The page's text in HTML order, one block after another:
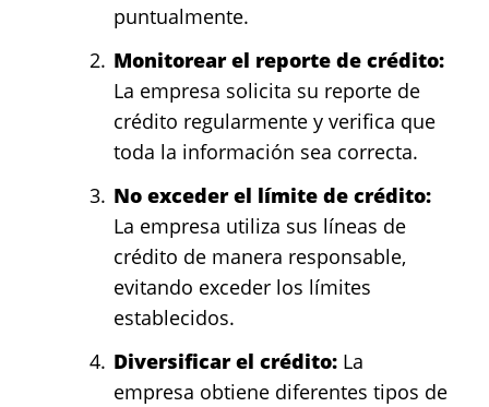
puntualmente.
Monitorear el reporte de crédito:
La empresa solicita su reporte de
crédito regularmente y verifica que
toda la información sea correcta.
No exceder el límite de crédito:
La empresa utiliza sus líneas de
crédito de manera responsable,
evitando exceder los límites
establecidos.
Diversificar el crédito: La
empresa obtiene diferentes tipos de